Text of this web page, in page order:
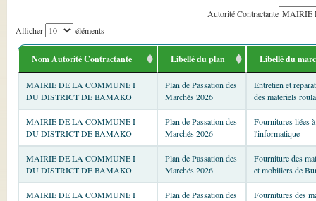
Autorité Contractante
Afficher
éléments
Nom Autorité Contractante Libellé du plan Libellé du
MAIRIE DE LA COMMUNE I
DU DISTRICT DE BAMAKO
Plan de Passation des
Marchés 2026
Entretien et
des materiels
MAIRIE DE LA COMMUNE I
DU DISTRICT DE BAMAKO
Plan de Passation des
Marchés 2026
Fournitures liées à
l'informatique
MAIRIE DE LA COMMUNE I
DU DISTRICT DE BAMAKO
Plan de Passation des
Marchés 2026
Fourniture des
et mobiliers de
MAIRIE DE LA COMMUNE I
Plan de Passation des
Fournitures des